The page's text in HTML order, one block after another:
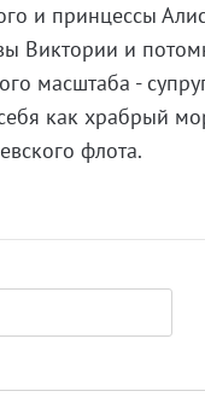
и принцессы
Виктории и
масштаба -
как храбрый
флота.